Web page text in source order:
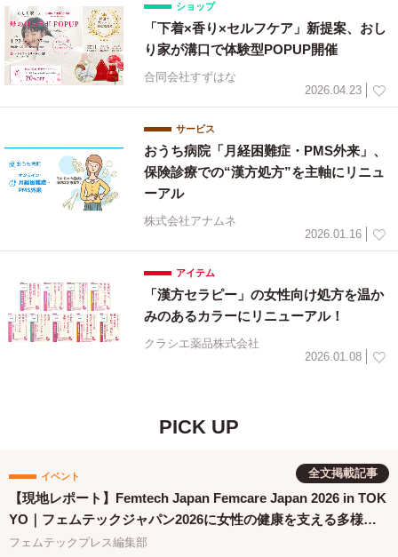
ショップ
「下着×香り×セルフケア」新提案、おし
り家が溝口で体験型POPUP開催
合同会社すずはな
2026.04.23
サービス
おうち病院「月経困難症・PMS外来」、
保険診療での“漢方処方”を主軸にリニュ
ーアル
株式会社アナムネ
2026.01.16
アイテム
「漢方セラピー」の女性向け処方を温か
みのあるカラーにリニューアル！
クラシエ薬品株式会社
2026.01.08
PICK UP
全文掲載記事
イベント
【現地レポート】Femtech Japan Femcare Japan 2026 in TOK
YO｜フェムテックジャパン2026に女性の健康を支える多様な
取り組みが集結
フェムテックプレス編集部